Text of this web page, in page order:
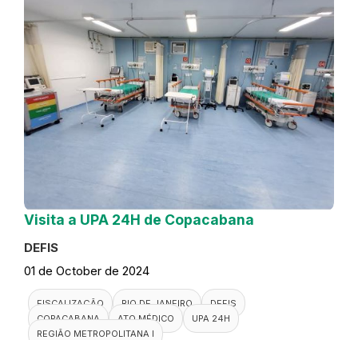
Visita a UPA 24H de Copacabana
DEFIS
01 de October de 2024
FISCALIZAÇÃO RIO DE JANEIRO
DEFIS
COPACABANA
ATO MÉDICO
UPA 24H
REGIÃO METROPOLITANA I